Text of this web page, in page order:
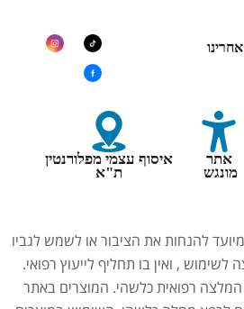
אתר
מונגש
איסוף עצמי מפלורנטין
ת"א
להנחות את הציבור או לשמש לגביו
, ואין בו תחליף לייעוץ רפואי.
המלצה רפואית כלשהי. המוצרים באתר